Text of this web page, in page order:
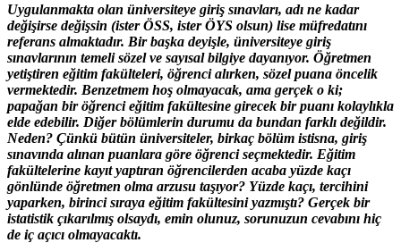
Uygulanmakta olan üniversiteye giriş sınavları, adı ne kadar
değişirse değişsin (ister ÖSS, ister ÖYS olsun) lise müfredatını
referans almaktadır. Bir başka deyişle, üniversiteye giriş
sınavlarının temeli sözel ve sayısal bilgiye dayanıyor. Öğretmen
yetiştiren eğitim fakülteleri, öğrenci alırken, sözel puana öncelik
vermektedir. Benzetmem hoş olmayacak, ama gerçek o ki;
papağan bir öğrenci eğitim fakültesine girecek bir puanı kolaylıkla
elde edebilir. Diğer bölümlerin durumu da bundan farklı değildir.
Neden? Çünkü bütün üniversiteler, birkaç bölüm istisna, giriş
sınavında alınan puanlara göre öğrenci seçmektedir. Eğitim
fakültelerine kayıt yaptıran öğrencilerden acaba yüzde kaçı
gönlünde öğretmen olma arzusu taşıyor? Yüzde kaçı, tercihini
yaparken, birinci sıraya eğitim fakültesini yazmıştı? Gerçek bir
istatistik çıkarılmış olsaydı, emin olunuz, sorunuzun cevabını hiç
de iç açıcı olmayacaktı.